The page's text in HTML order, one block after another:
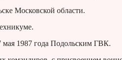
Московской области.
1987 года Подольским ГВК.